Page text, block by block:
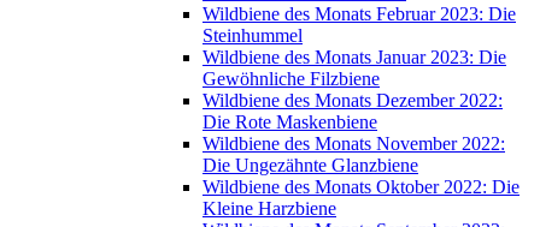
Wildbiene des Monats Februar 2023: Die
Steinhummel
Wildbiene des Monats Januar 2023: Die
Gewöhnliche Filzbiene
Wildbiene des Monats Dezember 2022:
Die Rote Maskenbiene
Wildbiene des Monats November 2022:
Die Ungezähnte Glanzbiene
Wildbiene des Monats Oktober 2022: Die
Kleine Harzbiene